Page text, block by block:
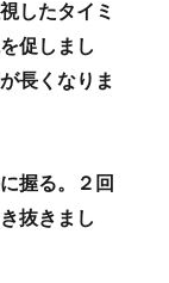
したタイミ
促しまし
長くなりま
握る。２回
抜きまし